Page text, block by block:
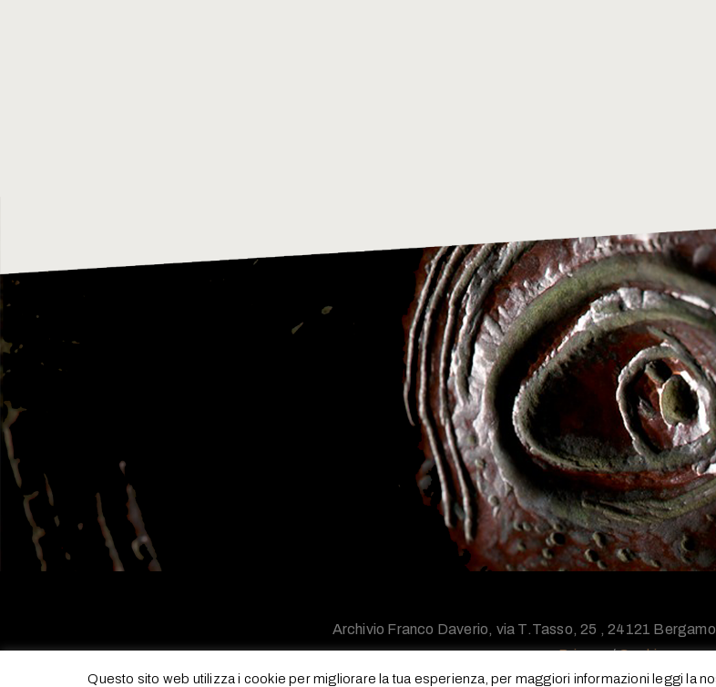
Archivio Franco Daverio, via T.Tasso, 25 , 24121
Privacy/Cookie
Questo sito web utilizza i cookie per migliorare la tua esperienza, per maggiori informazioni leggi la